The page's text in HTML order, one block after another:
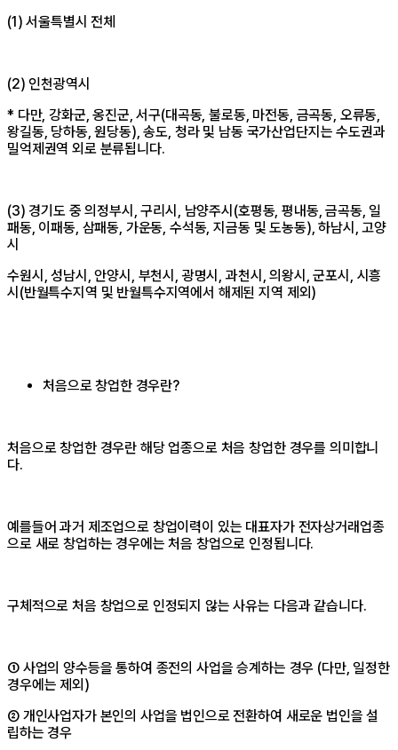
(1) 서울특별시 전체
(2) 인천광역시
* 다만, 강화군, 옹진군, 서구(대곡동, 불로동, 마전동, 금곡동, 오류동,
왕길동, 당하동, 원당동), 송도, 청라 및 남동 국가산업단지는 수도권과
밀억제권역 외로 분류됩니다.
(3) 경기도 중 의정부시, 구리시, 남양주시(호평동, 평내동, 금곡동, 일
패동, 이패동, 삼패동, 가운동, 수석동, 지금동 및 도농동), 하남시, 고양
시
수원시, 성남시, 안양시, 부천시, 광명시, 과천시, 의왕시, 군포시, 시흥
시(반월특수지역 및 반월특수지역에서 해제된 지역 제외)
처음으로 창업한 경우란?
처음으로 창업한 경우란 해당 업종으로 처음 창업한 경우를 의미합니
다.
예를들어 과거 제조업으로 창업이력이 있는 대표자가 전자상거래업종
으로 새로 창업하는 경우에는 처음 창업으로 인정됩니다.
구체적으로 처음 창업으로 인정되지 않는 사유는 다음과 같습니다.
① 사업의 양수등을 통하여 종전의 사업을 승계하는 경우 (다만, 일정한
경우에는 제외)
② 개인사업자가 본인의 사업을 법인으로 전환하여 새로운 법인을 설
립하는 경우